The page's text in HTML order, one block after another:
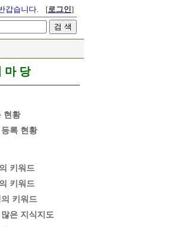
갑습니다. [로그인]
마 당
현황
록 현황
키워드
키워드
키워드
은 지식지도